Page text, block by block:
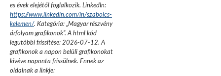
es évek elejétől foglalkozik. LinkedIn:
https://www.linkedin.com/in/szabolcs-
kelemen/. Kategória: „Magyar részvény
árfolyam grafikonok”.A html kód
legutóbbi frissítése: 2026-07-12. A
grafikonok a napon belüli grafikonokat
kivéve naponta frissülnek. Ennek az
oldalnak a linkje: